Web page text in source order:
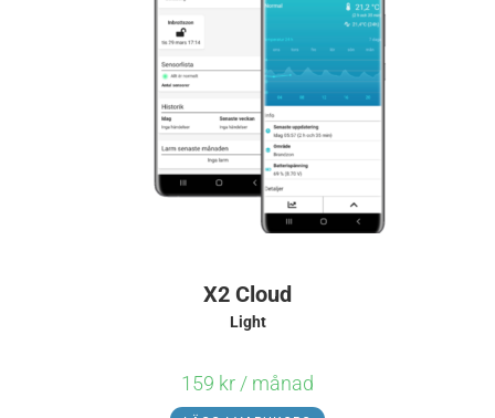
X2 Cloud
Light
159 kr/ månad